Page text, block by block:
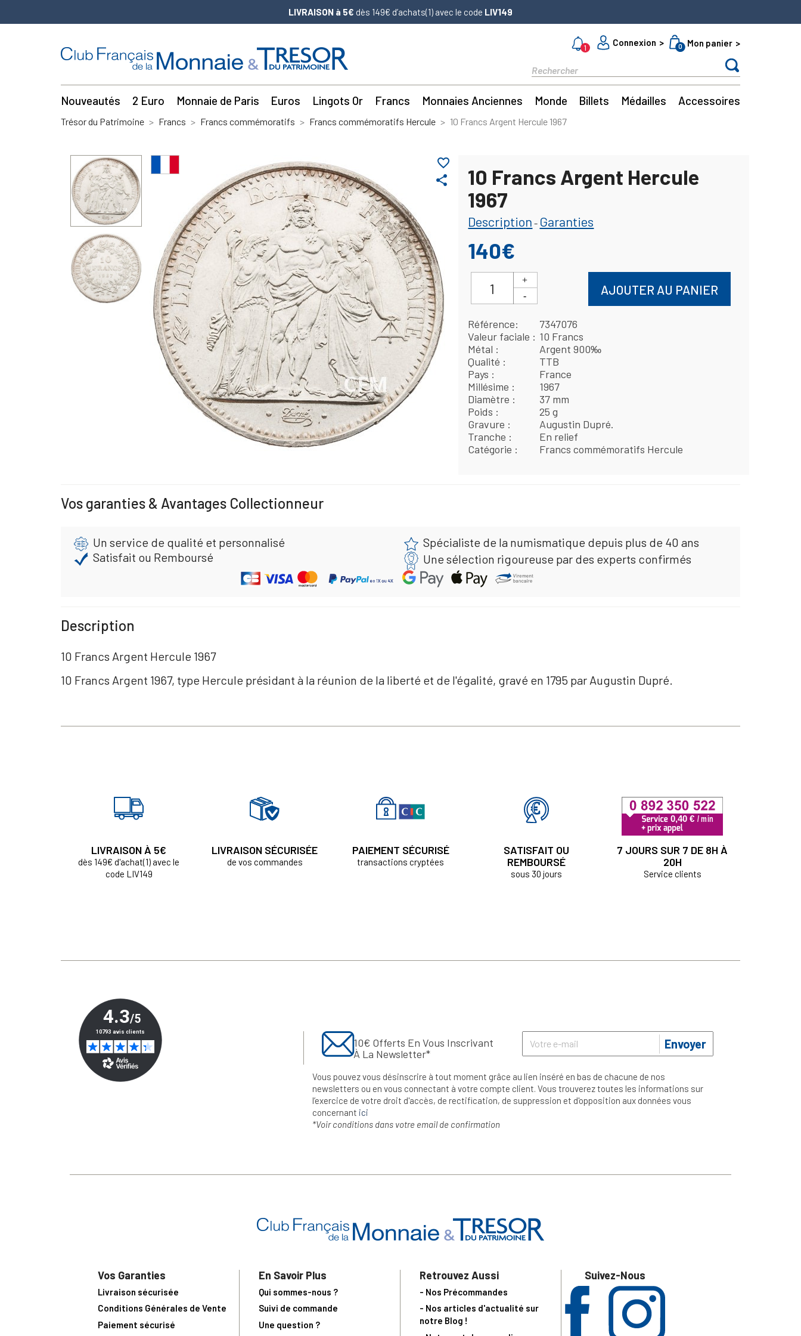
LIVRAISON à 5€ dès 149€ d’achats(1) avec le code LIV149
1
Connexion 0 Mon panier
Nouveautés 2 Euro Monnaie de Paris Euros Lingots Or Francs Monnaies Anciennes Monde Billets Médailles Accessoires
Trésor du Patrimoine Francs Francs commémoratifs Francs commémoratifs Hercule 10 Francs Argent Hercule 1967
share
favorite_border
10 Francs Argent Hercule
1967
Description - Garanties
140€
AJOUTER AU PANIER
Référence
7347076
Valeur faciale
10 Francs
Métal
Argent 900‰
Qualité
TTB
Pays
France
Millésime
1967
Diamètre
37 mm
Poids
25 g
Gravure
Augustin Dupré.
Tranche
En relief
Catégorie
Francs commémoratifs Hercule
Vos garanties & Avantages Collectionneur
Un service de qualité et personnalisé
Spécialiste de la numismatique depuis plus de 40 ans
Satisfait ou Remboursé
Une sélection rigoureuse par des experts confirmés
Description
10 Francs Argent Hercule 1967
10 Francs Argent 1967, type Hercule présidant à la réunion de la liberté et de l'égalité, gravé en 1795 par Augustin Dupré.
LIVRAISON À 5€
dès 149€ d'achat(1) avec le
code LIV149
LIVRAISON SÉCURISÉE
de vos commandes
PAIEMENT SÉCURISÉ
transactions cryptées
SATISFAIT OU
REMBOURSÉ
sous 30 jours
7 JOURS SUR 7 DE 8H À
20H
Service clients
10€ Offerts En Vous Inscrivant
À La Newsletter*
Envoyer
Vous pouvez vous désinscrire à tout moment grâce au lien inséré en bas de chacune de nos
newsletters ou en vous connectant à votre compte client. Vous trouverez toutes les informations sur
l’exercice de votre droit d'accès, de rectification, de suppression et d'opposition aux données vous
concernant ici
*Voir conditions dans votre email de confirmation
Vos Garanties
Livraison sécurisée
Conditions Générales de Vente
Paiement sécurisé
En Savoir Plus
Qui sommes-nous ?
Suivi de commande
Une question ?
Retrouvez Aussi
- Nos Précommandes
- Nos articles d'actualité sur
notre Blog !
Suivez-Nous